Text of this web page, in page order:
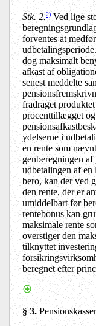
Stk. 2.2) Ved lige
forventes at
dog maksimalt
afkast af
senest meddelte
fradraget
procenttillægget
ydelserne i
en rente som
genberegningen
udbetalingen af
bero, kan der ved
den rente, der er
umiddelbart før
rentebonus kan
maksimale rente
overstiger den
tilknyttet
beregnet efter
§ 3.